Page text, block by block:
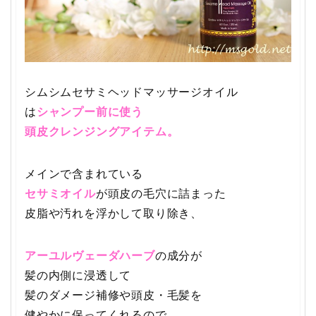
シムシムセサミヘッドマッサージオイル
は シャンプー前に使う
頭皮クレンジングアイテム。
メインで含まれている
セサミオイルが頭皮の毛穴に詰まった
皮脂や汚れを浮かして取り除き、
アーユルヴェーダハーブの成分が
髪の内側に浸透して
髪のダメージ補修や頭皮・毛髪を